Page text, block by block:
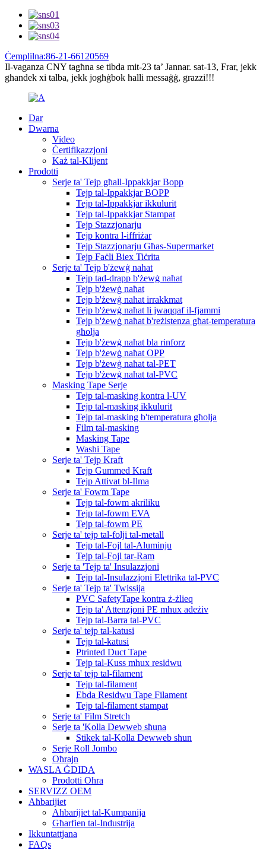
Ċemplilna:86-21-66120569
Il-vaganza CNY tagħna se tibda mit-23 ta’ Jannar. sat-13, Frar, jekk
għandek xi talba, jekk jogħġbok ħalli messaġġ, grazzi!!!
Dar
Dwarna
Video
Ċertifikazzjoni
Każ tal-Klijent
Prodotti
Serje ta' Tejp għall-Ippakkjar Bopp
Tejp tal-Ippakkjar BOPP
Tejp tal-Ippakkjar ikkulurit
Tejp tal-Ippakkjar Stampat
Tejp Stazzjonarju
Tejp kontra l-iffriżar
Tejp Stazzjonarju Għas-Supermarket
Tejp Faċli Biex Tiċrita
Serje ta' Tejp b'żewġ naħat
Tejp tad-drapp b'żewġ naħat
Tejp b'żewġ naħat
Tejp b'żewġ naħat irrakkmat
Tejp b'żewġ naħat li jwaqqaf il-fjammi
Tejp b'żewġ naħat b'reżistenza għat-temperatura
għolja
Tejp b'żewġ naħat bla rinforz
Tejp b'żewġ naħat OPP
Tejp b'żewġ naħat tal-PET
Tejp b'żewġ naħat tal-PVC
Masking Tape Serje
Tejp tal-masking kontra l-UV
Tejp tal-masking ikkulurit
Tejp tal-masking b'temperatura għolja
Film tal-masking
Masking Tape
Washi Tape
Serje ta' Tejp Kraft
Tejp Gummed Kraft
Tejp Attivat bl-Ilma
Serje ta' Fowm Tape
Tejp tal-fowm akriliku
Tejp tal-fowm EVA
Tejp tal-fowm PE
Serje ta' tejp tal-folji tal-metall
Tejp tal-Fojl tal-Aluminju
Tejp tal-Fojl tar-Ram
Serje ta 'Tejp ta' Insulazzjoni
Tejp tal-Insulazzjoni Elettrika tal-PVC
Serje ta' Tejp ta' Twissija
PVC SafetyTape kontra ż-żlieq
Tejp ta' Attenzjoni PE mhux adeżiv
Tejp tal-Barra tal-PVC
Serje ta' tejp tal-katusi
Tejp tal-katusi
Ptrinted Duct Tape
Tejp tal-Kuss mhux residwu
Serje ta' tejp tal-filament
Tejp tal-filament
Ebda Residwu Tape Filament
Tejp tal-filament stampat
Serje ta' Film Stretch
Serje ta 'Kolla Dewweb sħuna
Stikek tal-Kolla Dewweb sħun
Serje Roll Jombo
Oħrajn
WASLA ĠDIDA
Prodotti Oħra
SERVIZZ OEM
Aħbarijiet
Aħbarijiet tal-Kumpanija
Għarfien tal-Industrija
Ikkuntattjana
FAQs